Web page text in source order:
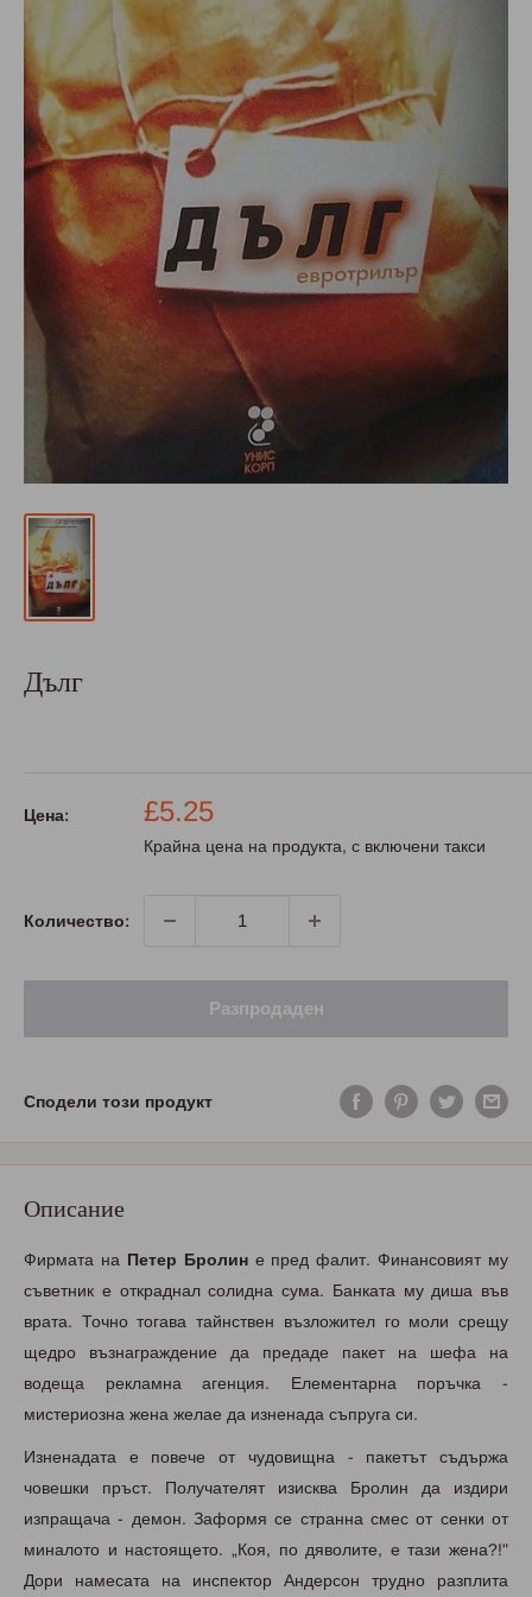
Дълг
Цена:
Промо
цена
£5.25
Крайна цена на продукта, с включени такси
Количество:
Разпродаден
Сподели този продукт
Описание
Фирмата на Петер Бролине пред фалит. Финансовият му
съветник е откраднал солидна сума. Банката му диша във
врата. Точно тогава тайнствен възложител го моли срещу
щедро възнаграждение да предаде пакет на шефа на
водеща рекламна агенция. Елементарна поръчка -
мистериозна жена желае да изненада съпруга си.
Изненадата е повече от чудовищна - пакетът съдържа
човешки пръст. Получателят изисква Бролин да издири
изпращача - демон. Заформя се странна смес от сенки от
миналото и настоящето. „Коя, по дяволите, е тази жена?!"
Дори намесата на инспектор Андерсон трудно разплита